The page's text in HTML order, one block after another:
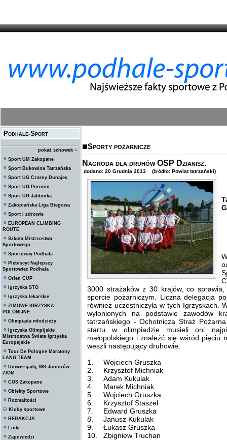
Podhale-Sport
pokaż schowek »
Sport UM Zakopane
Sport Bukowina Tatrzańska
Sport UG Czarny Dunajec
Sport UG Poronin
Sport UG Jabłonka
Zakopiańska Liga Biegowa
Sport i zdrowie
EUROPEAN CLIMBING
ROUTE
Szkoła Mistrzostwa
Sportowego
Sportowcy Podhala
Plebiscyt Najlepszy
Sportowiec Podhala
Orlen CUP
Igrzyska STO
Igrzyska lekarskie
ZIMOWE IGRZYSKA
POLONIJNE
Olimpiada młodzieży
Igrzyska Olimpijskie
Mistrzostwa Świata Igrzyska
Europejskie
Tour De Pologne Maratony
LANG TEAM
Uniwersjady, MS Juniorów
ZIOM
COS Zakopane
Obiekty Sportowe
Rozmaitości
Kluby sportowe
REDAKCJA
Linki
Zapowiedzi
Sporty pożarnicze
Nagroda dla druhów OSP Dzianisz.
dodano: 20 Grudnia 2013 (źródło: Powiat tatrzański)
3000 strażaków z 30 krajów, co
sporcie pożarniczym. Liczna delegacja
również uczestniczyła w tych Igrzyskach.
wyłonionych na podstawie zawodów
tatrzańskiego - Ochotnicza Straż
startu w olimpiadzie musieli oni
małopolskiego i znaleźć się wśród pięciu
weszli następujący druhowie:
1.
Wojciech Gruszka
2.
Krzysztof Michniak
3.
Adam Kukulak
4.
Marek Michniak
5.
Wojciech Gruszka
6.
Krzysztof Staszel
7.
Edward Gruszka
8.
Janusz Kukulak
9.
Łukasz Gruszka
10.
Zbigniew Truchan